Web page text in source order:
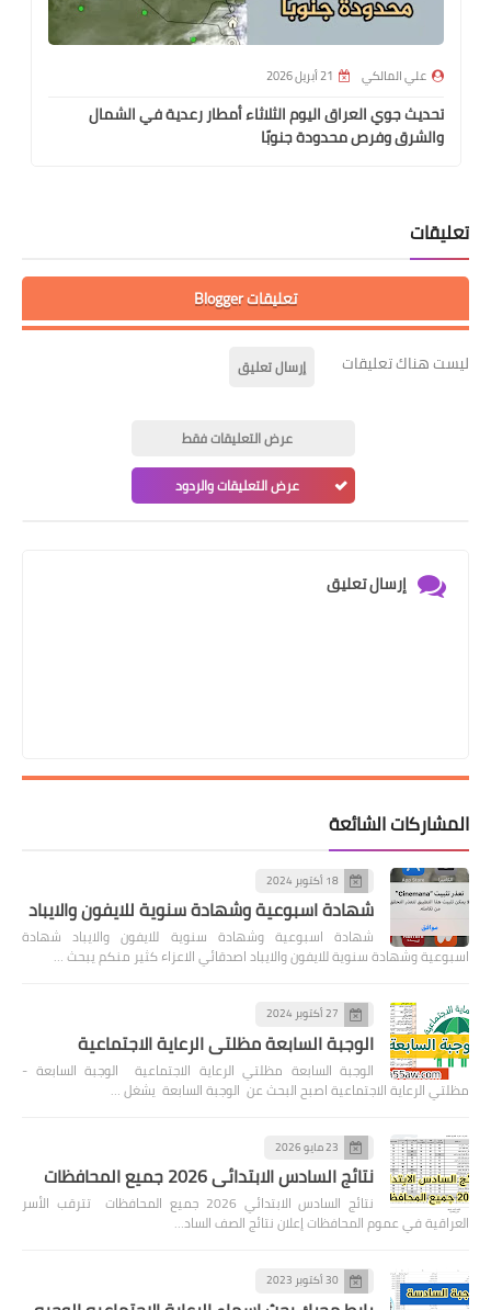
علي المالكي 21 أبريل 2026
تحديث جوي العراق اليوم الثلاثاء أمطار رعدية في الشمال
والشرق وفرص محدودة جنوبًا
تعليقات
تعليقات Blogger
ليست هناك تعليقات إرسال تعليق
عرض التعليقات فقط
عرض التعليقات والردود
إرسال تعليق
المشاركات الشائعة
18 أكتوبر 2024
شهادة اسبوعية وشهادة سنوية للايفون والايباد
شهادة اسبوعية وشهادة سنوية للايفون والايباد شهادة
اسبوعية وشهادة سنوية للايفون والايباد اصدقائي الاعزاء كثير منكم يبحث …
27 أكتوبر 2024
الوجبة السابعة مظلتي الرعاية الاجتماعية
الوجبة السابعة مظلتي الرعاية الاجتماعية الوجبة السابعة -
مظلتي الرعاية الاجتماعية اصبح البحث عن الوجبة السابعة يشغل …
23 مايو 2026
نتائج السادس الابتدائي 2026 جميع المحافظات
نتائج السادس الابتدائي 2026 جميع المحافظات تترقب الأسر
العراقية في عموم المحافظات إعلان نتائج الصف الساد…
30 أكتوبر 2023